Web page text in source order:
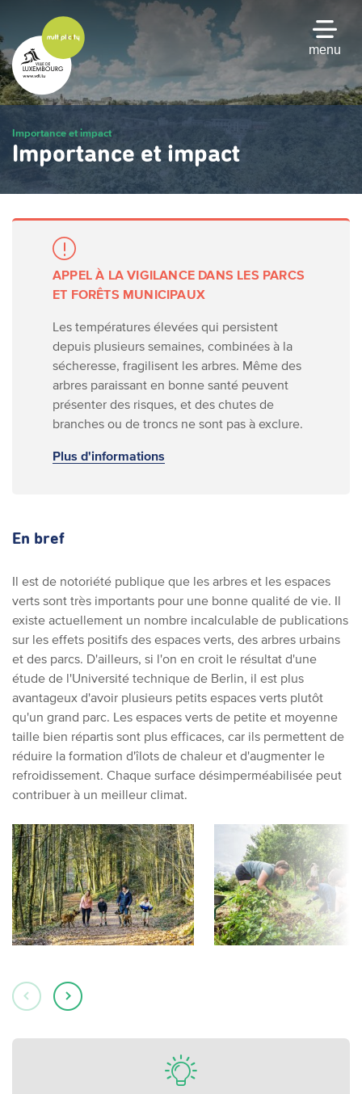
contenu
principal
menu
Importance et impact
Importance et impact
APPEL À LA VIGILANCE DANS LES PARCS
ET FORÊTS MUNICIPAUX
Les températures élevées qui persistent
depuis plusieurs semaines, combinées à la
sécheresse, fragilisent les arbres. Même des
arbres paraissant en bonne santé peuvent
présenter des risques, et des chutes de
branches ou de troncs ne sont pas à exclure.
Plus d'informations
En bref
Il est de notoriété publique que les arbres et les espaces
verts sont très importants pour une bonne qualité de vie. Il
existe actuellement un nombre incalculable de publications
sur les effets positifs des espaces verts, des arbres urbains
et des parcs. D'ailleurs, si l'on en croit le résultat d'une
étude de l'Université technique de Berlin, il est plus
avantageux d'avoir plusieurs petits espaces verts plutôt
qu'un grand parc. Les espaces verts de petite et moyenne
taille bien répartis sont plus efficaces, car ils permettent de
réduire la formation d'îlots de chaleur et d'augmenter le
refroidissement. Chaque surface désimperméabilisée peut
contribuer à un meilleur climat.